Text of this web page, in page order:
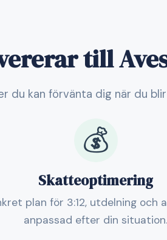
till
du kan förvänta dig när du
💰
Skatteoptimering
plan för 3:12, utdelning och
anpassad efter din situation.